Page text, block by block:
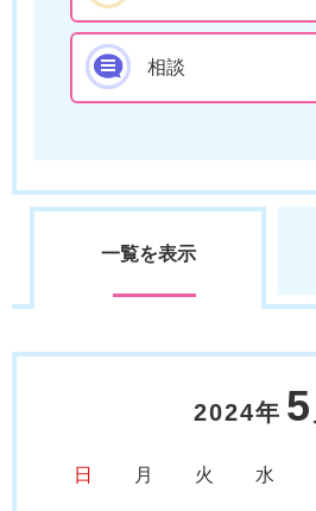
相談
一覧を表示
2024年 5
日 月 火 水